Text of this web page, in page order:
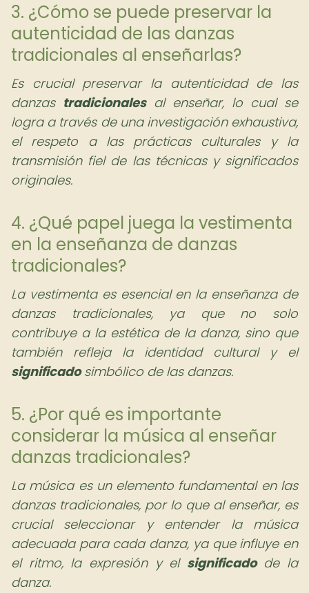
3. ¿Cómo se puede preservar la
autenticidad de las danzas
tradicionales al enseñarlas?
Es crucial preservar la autenticidad de las
danzas tradicionalesal enseñar, lo cual se
logra a través de una investigación exhaustiva,
el respeto a las prácticas culturales y la
transmisión fiel de las técnicas y significados
originales.
4. ¿Qué papel juega la vestimenta
en la enseñanza de danzas
tradicionales?
La vestimenta es esencial en la enseñanza de
danzas tradicionales, ya que no solo
contribuye a la estética de la danza, sino que
también refleja la identidad cultural y el
significadosimbólico de las danzas.
5. ¿Por qué es importante
considerar la música al enseñar
danzas tradicionales?
La música es un elemento fundamental en las
danzas tradicionales, por lo que al enseñar, es
crucial seleccionar y entender la música
adecuada para cada danza, ya que influye en
el ritmo, la expresión y el significadode la
danza.